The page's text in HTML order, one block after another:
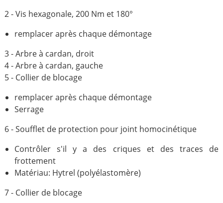
2 - Vis hexagonale, 200 Nm et 180°
remplacer après chaque démontage
3 - Arbre à cardan, droit
4 - Arbre à cardan, gauche
5 - Collier de blocage
remplacer après chaque démontage
Serrage
6 - Soufflet de protection pour joint homocinétique
Contrôler s'il y a des criques et des traces de
frottement
Matériau: Hytrel (polyélastomère)
7 - Collier de blocage